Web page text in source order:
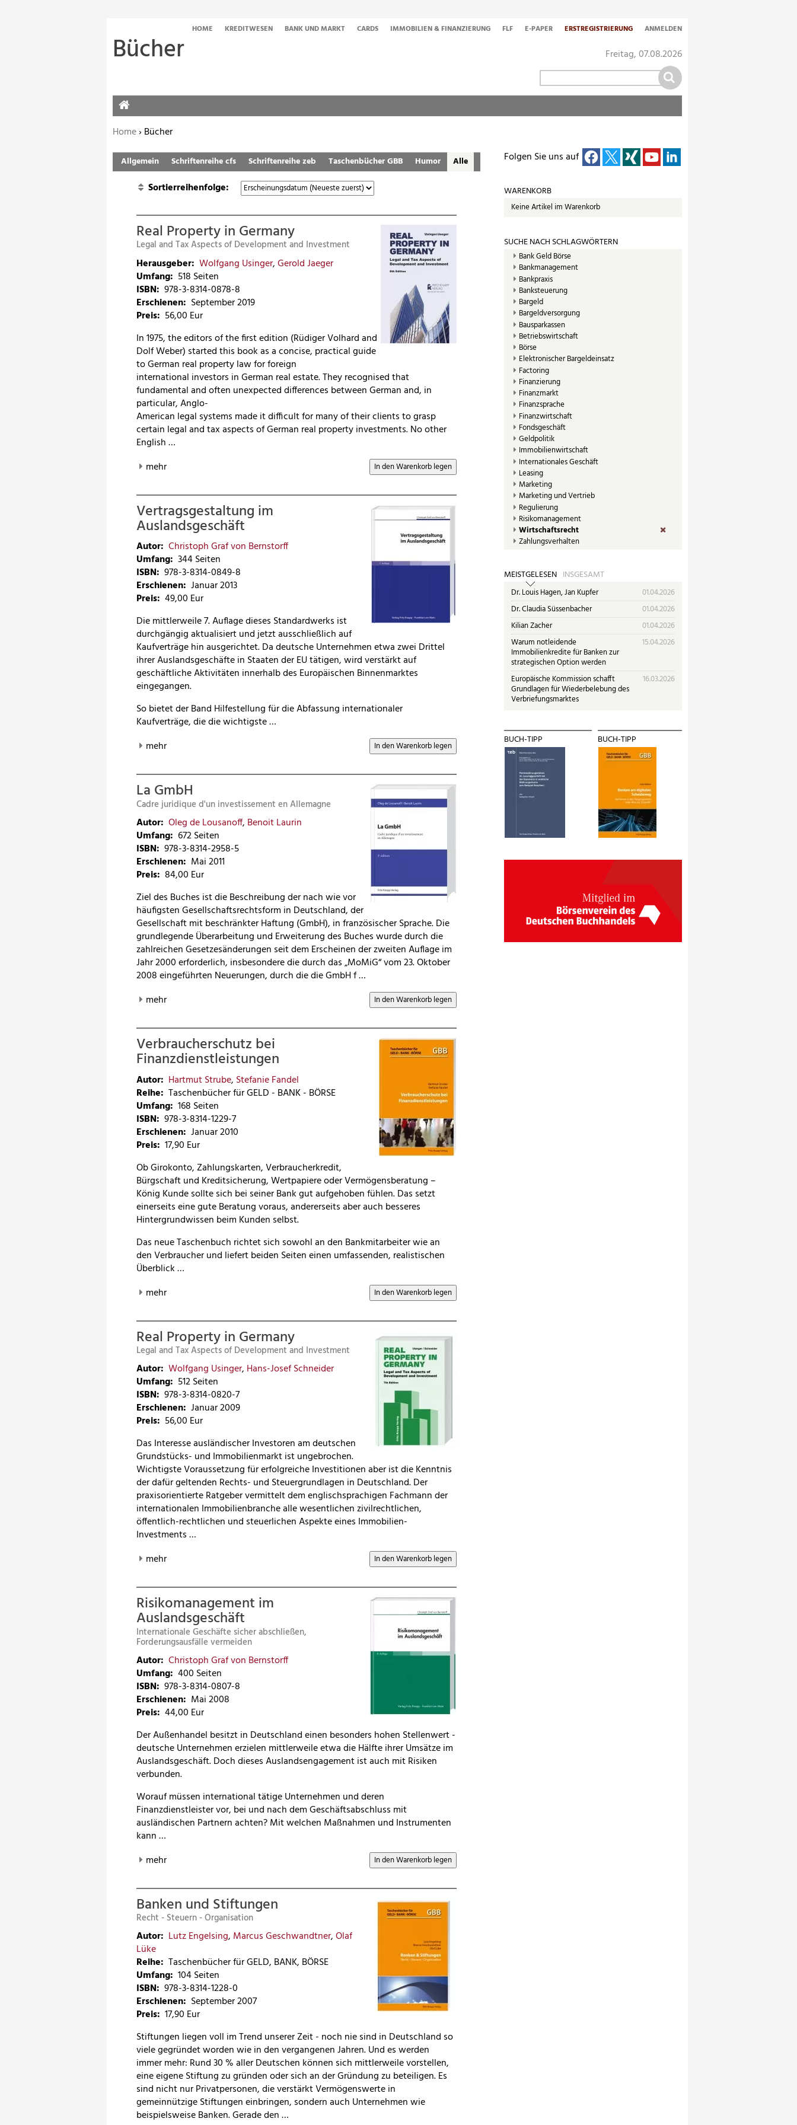
Freitag, 07.08.2026
Bücher
HOME KREDITWESEN BANK UND MARKT CARDS IMMOBILIEN & FINANZIERUNG FLF E-PAPER ERSTREGISTRIERUNG ANMELDEN
Sie befinden sich hier:
Home›Bücher
Allgemein Schriftenreihe cfs Schriftenreihe zeb Taschenbücher GBB Humor Alle
Sortierreihenfolge:
Real Property in Germany
Legal and Tax Aspects of Development and Investment
Herausgeber: Wolfgang Usinger,Gerold Jaeger
Umfang: 518 Seiten
ISBN: 978-3-8314-0878-8
Erschienen: September 2019
Preis: 56,00 Eur
In 1975, the editors of the first edition (Rüdiger Volhard and
Dolf Weber) started this book as a concise, practical guide
to German real property law for foreign
international investors in German real estate. They recognised that
fundamental and often unexpected differences between German and, in
particular, Anglo-
American legal systems made it difficult for many of their clients to grasp
certain legal and tax aspects of German real property investments. No other
English …
mehr
Vertragsgestaltung im
Auslandsgeschäft
Autor: Christoph Graf von Bernstorff
Umfang: 344 Seiten
ISBN: 978-3-8314-0849-8
Erschienen: Januar 2013
Preis: 49,00 Eur
Die mittlerweile 7. Auflage dieses Standardwerks ist
durchgängig aktualisiert und jetzt ausschließlich auf
Kaufverträge hin ausgerichtet. Da deutsche Unternehmen etwa zwei Drittel
ihrer Auslandsgeschäfte in Staaten der EU tätigen, wird verstärkt auf
geschäftliche Aktivitäten innerhalb des Europäischen Binnenmarktes
eingegangen.
So bietet der Band Hilfestellung für die Abfassung internationaler
Kaufverträge, die die wichtigste …
mehr
La GmbH
Cadre juridique d'un investissement en Allemagne
Autor: Oleg de Lousanoff, Benoit Laurin
Umfang: 672 Seiten
ISBN: 978-3-8314-2958-5
Erschienen: Mai 2011
Preis: 84,00 Eur
Ziel des Buches ist die Beschreibung der nach wie vor
häufigsten Gesellschaftsrechtsform in Deutschland, der
Gesellschaft mit beschränkter Haftung (GmbH), in französischer Sprache. Die
grundlegende Überarbeitung und Erweiterung des Buches wurde durch die
zahlreichen Gesetzesänderungen seit dem Erscheinen der zweiten Auflage im
Jahr 2000 erforderlich, insbesondere die durch das „MoMiG“ vom 23. Oktober
2008 eingeführten Neuerungen, durch die die GmbH f …
mehr
Verbraucherschutz bei
Finanzdienstleistungen
Autor: Hartmut Strube, Stefanie Fandel
Reihe: Taschenbücher für GELD - BANK - BÖRSE
Umfang: 168 Seiten
ISBN: 978-3-8314-1229-7
Erschienen: Januar 2010
Preis: 17,90 Eur
Ob Girokonto, Zahlungskarten, Verbraucherkredit,
Bürgschaft und Kreditsicherung, Wertpapiere oder Vermögensberatung –
König Kunde sollte sich bei seiner Bank gut aufgehoben fühlen. Das setzt
einerseits eine gute Beratung voraus, andererseits aber auch besseres
Hintergrundwissen beim Kunden selbst.
Das neue Taschenbuch richtet sich sowohl an den Bankmitarbeiter wie an
den Verbraucher und liefert beiden Seiten einen umfassenden, realistischen
Überblick …
mehr
Real Property in Germany
Legal and Tax Aspects of Development and Investment
Autor: Wolfgang Usinger, Hans-Josef Schneider
Umfang: 512 Seiten
ISBN: 978-3-8314-0820-7
Erschienen: Januar 2009
Preis: 56,00 Eur
Das Interesse ausländischer Investoren am deutschen
Grundstücks- und Immobilienmarkt ist ungebrochen.
Wichtigste Voraussetzung für erfolgreiche Investitionen aber ist die Kenntnis
der dafür geltenden Rechts- und Steuergrundlagen in Deutschland. Der
praxisorientierte Ratgeber vermittelt dem englischsprachigen Fachmann der
internationalen Immobilienbranche alle wesentlichen zivilrechtlichen,
öffentlich-rechtlichen und steuerlichen Aspekte eines Immobilien-
Investments …
mehr
Risikomanagement im
Auslandsgeschäft
Internationale Geschäfte sicher abschließen,
Forderungsausfälle vermeiden
Autor: Christoph Graf von Bernstorff
Umfang: 400 Seiten
ISBN: 978-3-8314-0807-8
Erschienen: Mai 2008
Preis: 44,00 Eur
Der Außenhandel besitzt in Deutschland einen besonders hohen Stellenwert -
deutsche Unternehmen erzielen mittlerweile etwa die Hälfte ihrer Umsätze im
Auslandsgeschäft. Doch dieses Auslandsengagement ist auch mit Risiken
verbunden.
Worauf müssen international tätige Unternehmen und deren
Finanzdienstleister vor, bei und nach dem Geschäftsabschluss mit
ausländischen Partnern achten? Mit welchen Maßnahmen und Instrumenten
kann …
mehr
Banken und Stiftungen
Recht - Steuern - Organisation
Autor: Lutz Engelsing, Marcus Geschwandtner,Olaf
Lüke
Reihe: Taschenbücher für GELD, BANK, BÖRSE
Umfang: 104 Seiten
ISBN: 978-3-8314-1228-0
Erschienen: September 2007
Preis: 17,90 Eur
Stiftungen liegen voll im Trend unserer Zeit - noch nie sind in Deutschland so
viele gegründet worden wie in den vergangenen Jahren. Und es werden
immer mehr: Rund 30 % aller Deutschen können sich mittlerweile vorstellen,
eine eigene Stiftung zu gründen oder sich an der Gründung zu beteiligen. Es
sind nicht nur Privatpersonen, die verstärkt Vermögenswerte in
gemeinnützige Stiftungen einbringen, sondern auch Unternehmen wie
beispielsweise Banken. Gerade den …
Folgen Sie uns auf
WARENKORB
Keine Artikel im Warenkorb
SUCHE NACH SCHLAGWÖRTERN
Bank Geld Börse
Bankmanagement
Bankpraxis
Banksteuerung
Bargeld
Bargeldversorgung
Bausparkassen
Betriebswirtschaft
Börse
Elektronischer Bargeldeinsatz
Factoring
Finanzierung
Finanzmarkt
Finanzsprache
Finanzwirtschaft
Fondsgeschäft
Geldpolitik
Immobilienwirtschaft
Internationales Geschäft
Leasing
Marketing
Marketing und Vertrieb
Regulierung
Risikomanagement
Wirtschaftsrecht
Zahlungsverhalten
MEISTGELESEN INSGESAMT
01.04.2026
Dr. Louis Hagen, Jan Kupfer
01.04.2026
Dr. Claudia Süssenbacher
01.04.2026
Kilian Zacher
15.04.2026
Warum notleidende
Immobilienkredite für Banken zur
strategischen Option werden
16.03.2026
Europäische Kommission schafft
Grundlagen für Wiederbelebung des
Verbriefungsmarktes
BUCH-TIPP BUCH-TIPP
HOME